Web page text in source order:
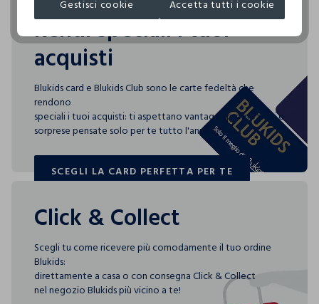
internazionale.
Clicca qui per vedere i dettagli
I nostri fornitori
ZACOBI S.P.A.
MADE IN ITALY
Rendi speciali i tuoi
acquisti
Blukids card e Blukids Club sono le carte fedeltà che
rendono
speciali i tuoi acquisti: ti aspettano vantaggi, promozioni e
sorprese pensate solo per te tutto l'anno!
SCEGLI LA CARD PERFETTA PER TE
SCEGLI LA CARD PERFETTA PER TE
Click & Collect
Scegli tu come ricevere più comodamente il tuo ordine
Blukids:
direttamente a casa o con consegna Click & Collect
nel negozio Blukids più vicino a te!
Gestisci cookie Accetta tutti i cookie